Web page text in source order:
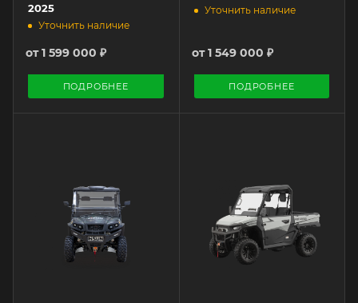
2025
Уточнить наличие
от1 599 000 ₽
ПОДРОБНЕЕ
Уточнить наличие
от1 549 000 ₽
ПОДРОБНЕЕ